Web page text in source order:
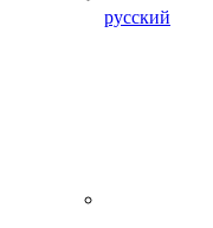
русский